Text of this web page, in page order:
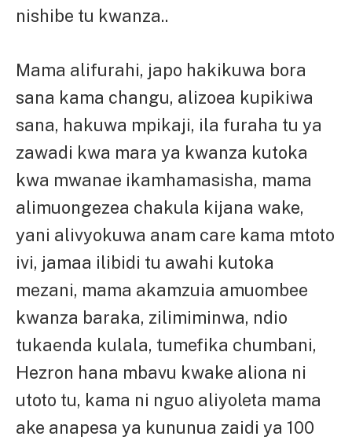
nishibe tu kwanza..
Mama alifurahi, japo hakikuwa bora
sana kama changu, alizoea kupikiwa
sana, hakuwa mpikaji, ila furaha tu ya
zawadi kwa mara ya kwanza kutoka
kwa mwanae ikamhamasisha, mama
alimuongezea chakula kijana wake,
yani alivyokuwa anam care kama mtoto
ivi, jamaa ilibidi tu awahi kutoka
mezani, mama akamzuia amuombee
kwanza baraka, zilimiminwa, ndio
tukaenda kulala, tumefika chumbani,
Hezron hana mbavu kwake aliona ni
utoto tu, kama ni nguo aliyoleta mama
ake anapesa ya kununua zaidi ya 100